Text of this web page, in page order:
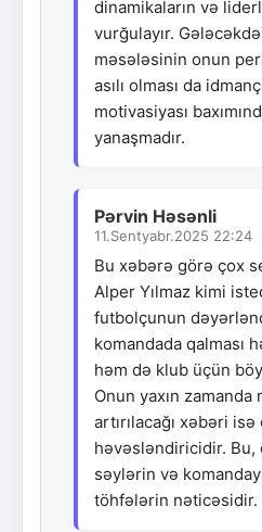
dinamikaların və
vurğulayır. Gələcəkdə
məsələsinin onun
asılı olması da
motivasiyası
yanaşmadır.
Pərvin Həsənli
11.Sentyabr.2025 22:24
Bu xəbərə görə çox
Alper Yılmaz kimi
futbolçunun
komandada qalması
həm də klub üçün
Onun yaxın zamanda
artırılacağı xəbəri
həvəsləndiricidir.
səylərin və
töhfələrin nəticəsidir.